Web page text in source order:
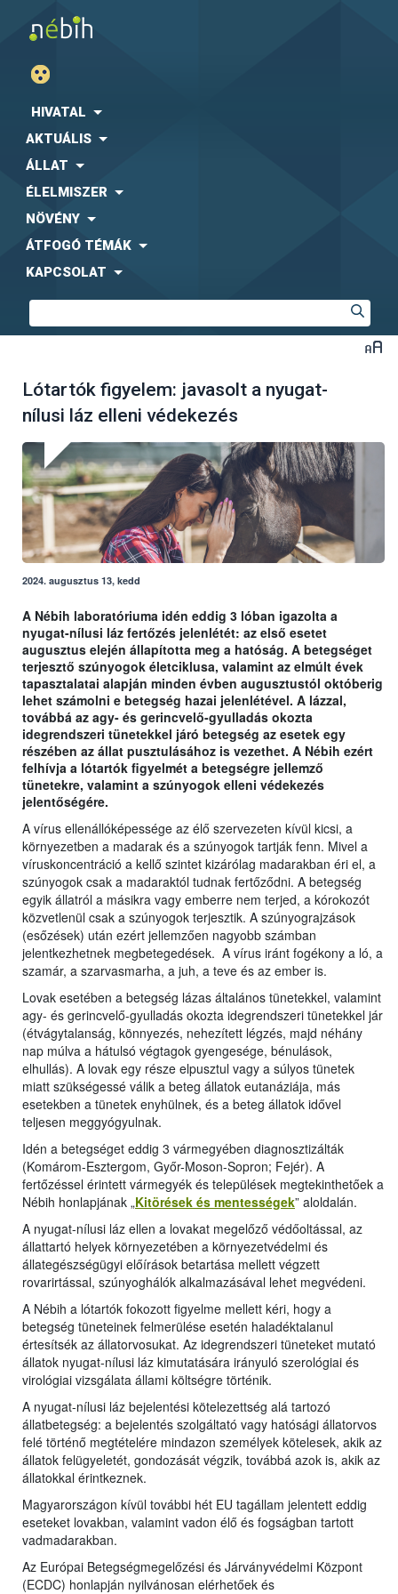
HIVATAL
AKTUÁLIS
ÁLLAT
ÉLELMISZER
NÖVÉNY
ÁTFOGÓ TÉMÁK
KAPCSOLAT
Lótartók figyelem: javasolt a nyugat-
nílusi láz elleni védekezés
2024. augusztus 13, kedd
A Nébih laboratóriuma idén eddig 3 lóban igazolta a
nyugat-nílusi láz fertőzés jelenlétét: az első esetet
augusztus elején állapította meg a hatóság. A betegséget
terjesztő szúnyogok életciklusa, valamint az elmúlt évek
tapasztalatai alapján minden évben augusztustól októberig
lehet számolni e betegség hazai jelenlétével. A lázzal,
továbbá az agy- és gerincvelő-gyulladás okozta
idegrendszeri tünetekkel járó betegség az esetek egy
részében az állat pusztulásához is vezethet. A Nébih ezért
felhívja a lótartók figyelmét a betegségre jellemző
tünetekre, valamint a szúnyogok elleni védekezés
jelentőségére.
A vírus ellenállóképessége az élő szervezeten kívül kicsi, a
környezetben a madarak és a szúnyogok tartják fenn. Mivel a
víruskoncentráció a kellő szintet kizárólag madarakban éri el, a
szúnyogok csak a madaraktól tudnak fertőződni. A betegség
egyik állatról a másikra vagy emberre nem terjed, a kórokozót
közvetlenül csak a szúnyogok terjesztik. A szúnyograjzások
(esőzések) után ezért jellemzően nagyobb számban
jelentkezhetnek megbetegedések. A vírus iránt fogékony a ló, a
szamár, a szarvasmarha, a juh, a teve és az ember is.
Lovak esetében a betegség lázas általános tünetekkel, valamint
agy- és gerincvelő-gyulladás okozta idegrendszeri tünetekkel jár
(étvágytalanság, könnyezés, nehezített légzés, majd néhány
nap múlva a hátulsó végtagok gyengesége, bénulások,
elhullás). A lovak egy része elpusztul vagy a súlyos tünetek
miatt szükségessé válik a beteg állatok eutanáziája, más
esetekben a tünetek enyhülnek, és a beteg állatok idővel
teljesen meggyógyulnak.
Idén a betegséget eddig 3 vármegyében diagnosztizálták
(Komárom-Esztergom, Győr-Moson-Sopron; Fejér). A
fertőzéssel érintett vármegyék és települések megtekinthetőek a
Nébih honlapjának „Kitörések és mentességek” aloldalán.
A nyugat-nílusi láz ellen a lovakat megelőző védőoltással, az
állattartó helyek környezetében a környezetvédelmi és
állategészségügyi előírások betartása mellett végzett
rovarirtással, szúnyoghálók alkalmazásával lehet megvédeni.
A Nébih a lótartók fokozott figyelme mellett kéri, hogy a
betegség tüneteinek felmerülése esetén haladéktalanul
értesítsék az állatorvosukat. Az idegrendszeri tüneteket mutató
állatok nyugat-nílusi láz kimutatására irányuló szerológiai és
virológiai vizsgálata állami költségre történik.
A nyugat-nílusi láz bejelentési kötelezettség alá tartozó
állatbetegség: a bejelentés szolgáltató vagy hatósági állatorvos
felé történő megtételére mindazon személyek kötelesek, akik az
állatok felügyeletét, gondozását végzik, továbbá azok is, akik az
állatokkal érintkeznek.
Magyarországon kívül további hét EU tagállam jelentett eddig
eseteket lovakban, valamint vadon élő és fogságban tartott
vadmadarakban.
Az Európai Betegségmegelőzési és Járványvédelmi Központ
(ECDC) honlapján nyilvánosan elérhetőek és